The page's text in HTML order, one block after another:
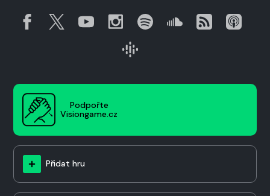
Podpořte
Visiongame.cz
Přidat hru